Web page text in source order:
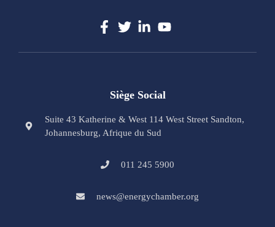
Siège Social
Suite 43 Katherine & West 114 West Street Sandton,
Johannesburg, Afrique du Sud
011 245 5900
news@energychamber.org